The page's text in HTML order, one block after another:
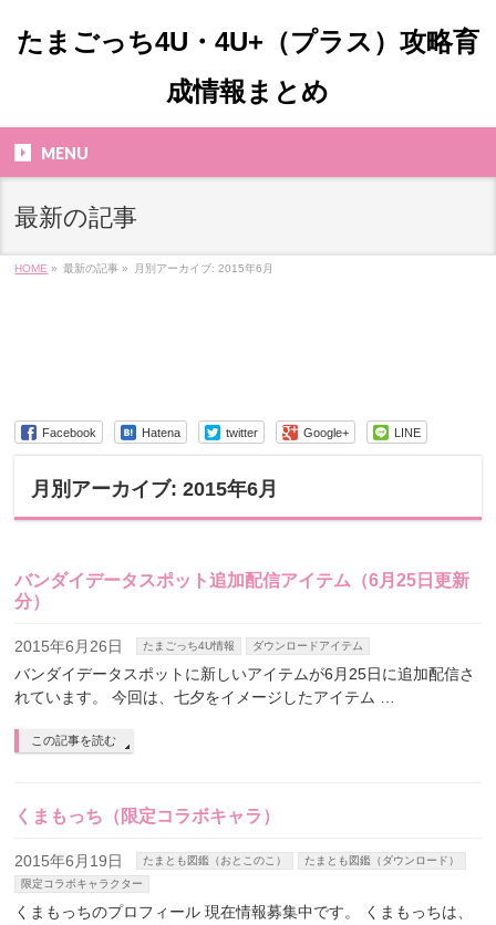
たまごっち4U・4U+（プラス）攻略育
成情報まとめ
MENU
最新の記事
HOME » 最新の記事 » 月別アーカイブ: 2015年6月
Facebook Hatena twitter Google+ LINE
月別アーカイブ: 2015年6月
バンダイデータスポット追加配信アイテム（6月25日更新
分）
2015年6月26日 たまごっち4U情報 ダウンロードアイテム
バンダイデータスポットに新しいアイテムが6月25日に追加配信さ
れています。 今回は、七夕をイメージしたアイテム …
この記事を読む
くまもっち（限定コラボキャラ）
2015年6月19日 たまとも図鑑（おとこのこ）
たまとも図鑑（ダウンロード）
限定コラボキャラクター
くまもっちのプロフィール 現在情報募集中です。 くまもっちは、